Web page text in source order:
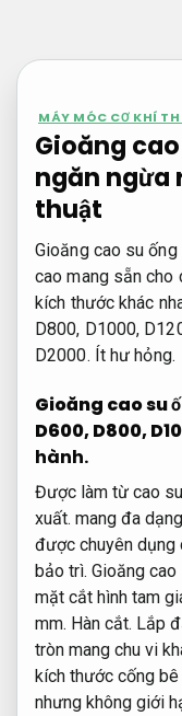
nội
MÁY MÓC CƠ KHÍ
Gioăng
ngăn ngừa
thuật
Gioăng cao su
cao mang sẵn cho
kích thước khác
D800, D1000,
D2000. Ít hư hỏng.
Gioăng cao su
D600, D800,
hành.
Được làm từ cao
xuất. mang đa
được chuyên dụng
bảo trì. Gioăng
mặt cắt hình tam
mm. Hàn cắt. Lắp
tròn mang chu vi
kích thước cống bê
nhưng không giới